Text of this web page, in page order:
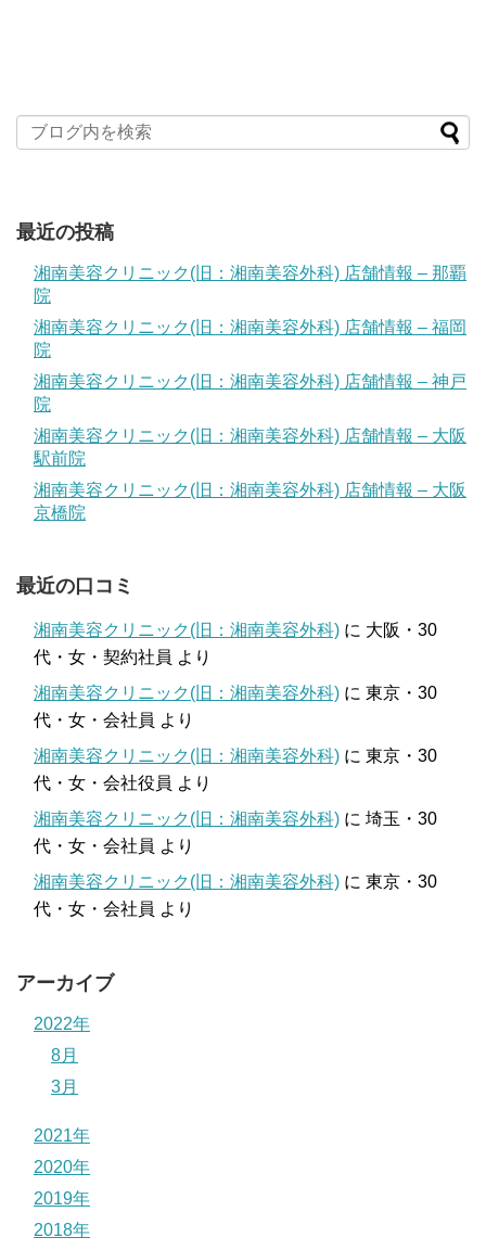
最近の投稿
湘南美容クリニック(旧：湘南美容外科) 店舗情報 – 那覇
院
湘南美容クリニック(旧：湘南美容外科) 店舗情報 – 福岡
院
湘南美容クリニック(旧：湘南美容外科) 店舗情報 – 神戸
院
湘南美容クリニック(旧：湘南美容外科) 店舗情報 – 大阪
駅前院
湘南美容クリニック(旧：湘南美容外科) 店舗情報 – 大阪
京橋院
最近の口コミ
湘南美容クリニック(旧：湘南美容外科) に 大阪・30
代・女・契約社員 より
湘南美容クリニック(旧：湘南美容外科) に 東京・30
代・女・会社員 より
湘南美容クリニック(旧：湘南美容外科) に 東京・30
代・女・会社役員 より
湘南美容クリニック(旧：湘南美容外科) に 埼玉・30
代・女・会社員 より
湘南美容クリニック(旧：湘南美容外科) に 東京・30
代・女・会社員 より
アーカイブ
2022年
8月
3月
2021年
2020年
2019年
2018年